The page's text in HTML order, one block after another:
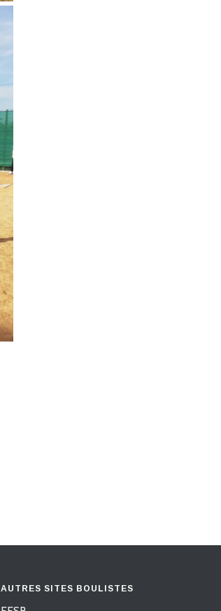
AUTRES SITES BOULISTES